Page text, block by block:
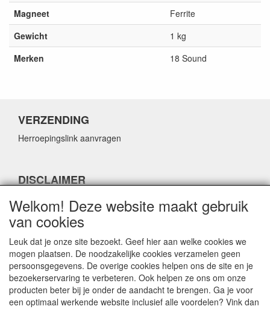
Magneet
Ferrite
Gewicht
1 kg
Merken
18 Sound
VERZENDING
Herroepingslink aanvragen
DISCLAIMER
Herroepingslink aanvragen
CONTACTGEGEVENS
Fabulous Sales
Grotestraat 69C
Welkom! Deze website maakt gebruik
van cookies
Leuk dat je onze site bezoekt. Geef hier aan welke cookies we
mogen plaatsen. De noodzakelijke cookies verzamelen geen
persoonsgegevens. De overige cookies helpen ons de site en je
bezoekerservaring te verbeteren. Ook helpen ze ons om onze
producten beter bij je onder de aandacht te brengen. Ga je voor
een optimaal werkende website inclusief alle voordelen? Vink dan